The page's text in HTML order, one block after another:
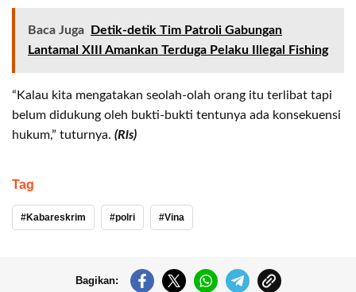
Baca Juga
Detik-detik Tim Patroli Gabungan
Lantamal XIII Amankan Terduga Pelaku Illegal Fishing
“Kalau kita mengatakan seolah-olah orang itu terlibat tapi
belum didukung oleh bukti-bukti tentunya ada konsekuensi
hukum,” tuturnya. (Rls)
Tag
Kabareskrim polri Vina
Bagikan: